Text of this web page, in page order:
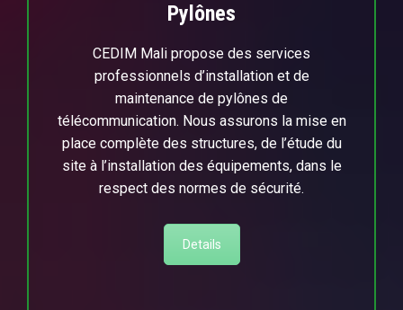
Pylônes
CEDIM Mali propose des services
professionnels d’installation et de
maintenance de pylônes de
télécommunication. Nous assurons la mise en
place complète des structures, de l’étude du
site à l’installation des équipements, dans le
respect des normes de sécurité.
Details